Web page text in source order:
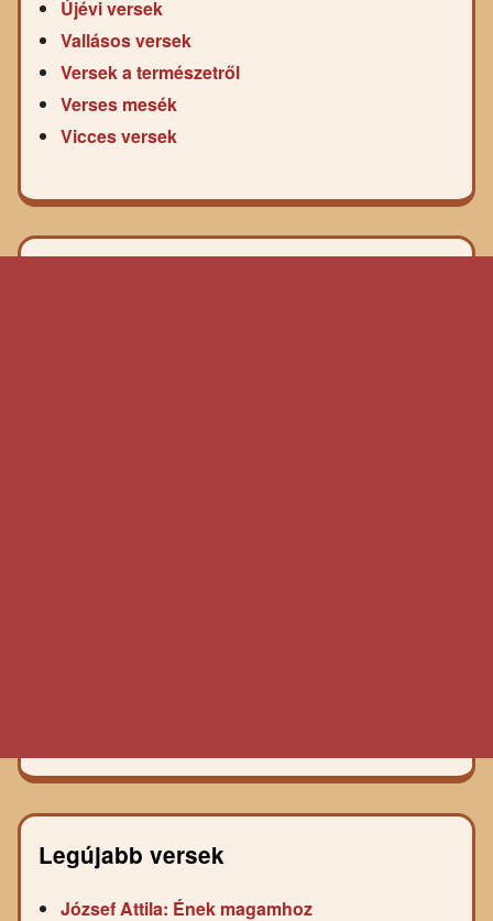
Újévi versek
Vallásos versek
Versek a természetről
Verses mesék
Vicces versek
Legújabb versek
József Attila: Ének magamhoz